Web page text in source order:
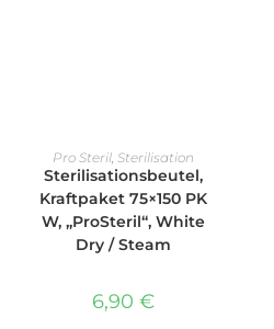
WEITERLESEN
Pro Steril, Sterilisation
Sterilisationsbeutel,
Kraftpaket 75×150 PK
W, „ProSteril“, White
Dry / Steam
6,90 €